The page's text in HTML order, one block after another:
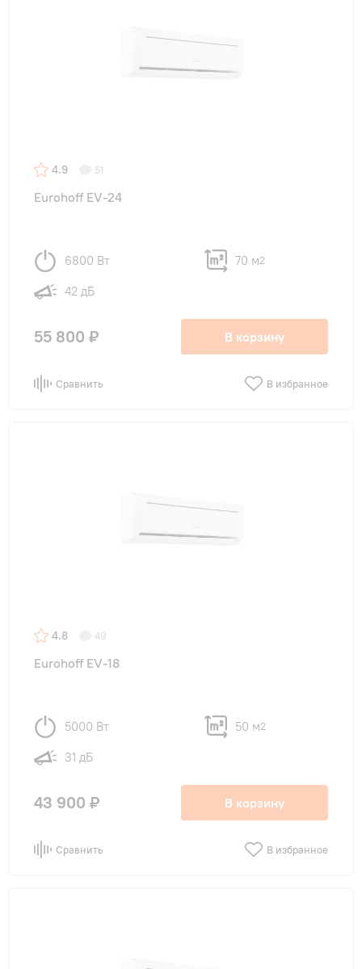
4.9 51
Eurohoff EV-24
6800 Вт 70 м2
42 дБ
55 800 ₽ В корзину
Сравнить В избранное
4.8 49
Eurohoff EV-18
5000 Вт 50 м2
31 дБ
43 900 ₽ В корзину
Сравнить В избранное